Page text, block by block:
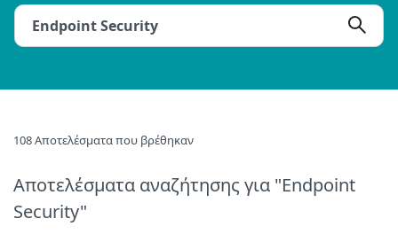
108 Αποτελέσματα που βρέθηκαν
Αποτελέσματα αναζήτησης για "Endpoint
Security"